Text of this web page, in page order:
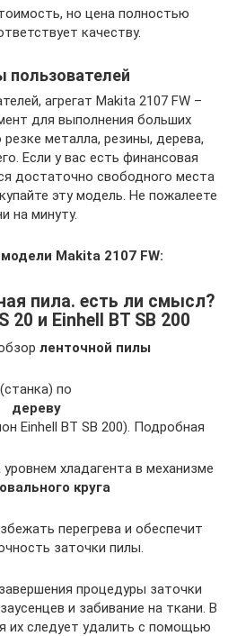
но цена полностью
качеству.
пользователей
агрегат Makita 2107 FW –
для выполнения больших
металла, резины, дерева,
Если у вас есть финансовая
достаточно свободного места
эту модель. Не пожалеете
на минуту.
Makita 2107 FW:
пила. есть ли смысл?
20 и Einhell BT SB 200
ленточной пилы
(станка) по
дереву
Einhell BT SB 200). Подробная
хладагента в механизме
круга
перегрева и обеспечит
заточки пилы.
процедуры заточки
и забивание на ткани. В
их следует удалить с помощью